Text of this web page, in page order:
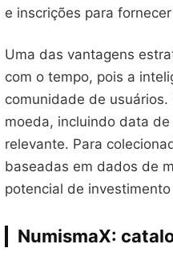
e inscrições para
Uma das vantagens
com o tempo, pois a
comunidade de
moeda, incluindo data
relevante. Para
baseadas em dados de
potencial de
NumismaX: